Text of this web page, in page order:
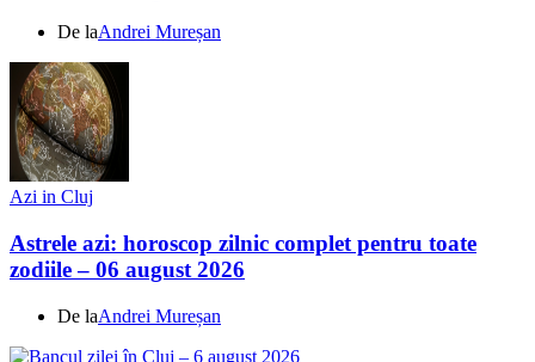
De laAndrei Mureșan
Azi in Cluj
Astrele azi: horoscop zilnic complet pentru toate
zodiile – 06 august 2026
De laAndrei Mureșan